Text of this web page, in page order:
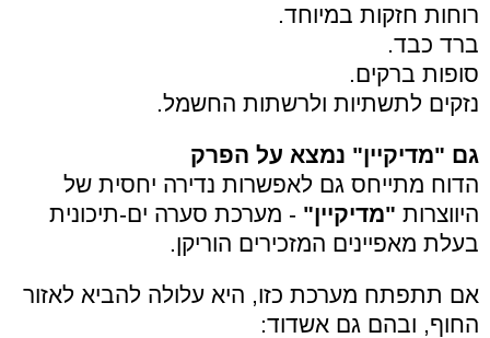
רוחות חזקות במיוחד.
ברד כבד.
סופות ברקים.
נזקים לתשתיות ולרשתות החשמל.
גם "מדיקיין" נמצא על הפרק
הדוח מתייחס גם לאפשרות נדירה יחסית של
היווצרות "מדיקיין" - מערכת סערה ים-תיכונית
בעלת מאפיינים המזכירים הוריקן.
אם תתפתח מערכת כזו, היא עלולה להביא לאזור
החוף, ובהם גם אשדוד: